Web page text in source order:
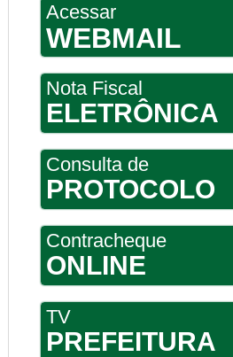
Acessar
WEBMAIL
Nota Fiscal
ELETRÔNICA
Consulta de
PROTOCOLO
Contracheque
ONLINE
TV
PREFEITURA